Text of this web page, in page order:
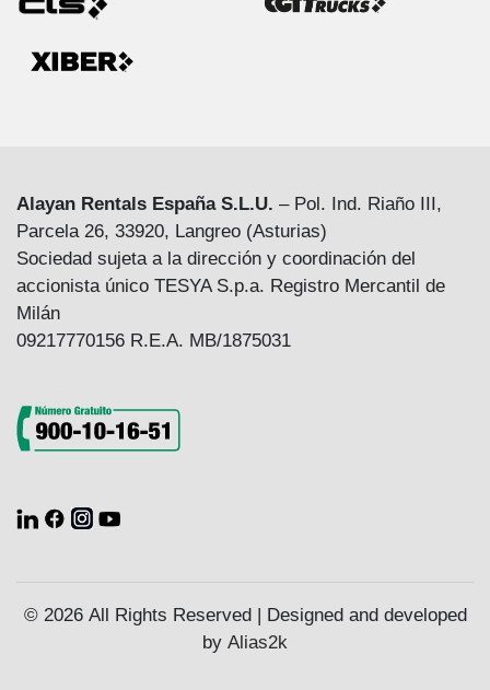
Alayan Rentals España S.L.U. – Pol. Ind. Riaño III,
Parcela 26, 33920, Langreo (Asturias)
Sociedad sujeta a la dirección y coordinación del
accionista único TESYA S.p.a. Registro Mercantil de
Milán
09217770156 R.E.A. MB/1875031
© 2026 All Rights Reserved | Designed and developed
by Alias2k